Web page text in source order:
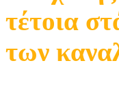
τέτοια
των